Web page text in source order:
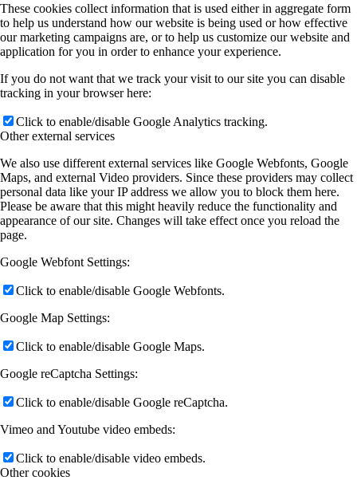
These cookies collect information that is used either in aggregate form
to help us understand how our website is being used or how effective
our marketing campaigns are, or to help us customize our website and
application for you in order to enhance your experience.
If you do not want that we track your visit to our site you can disable
tracking in your browser here:
Click to enable/disable Google Analytics tracking.
Other external services
We also use different external services like Google Webfonts, Google
Maps, and external Video providers. Since these providers may collect
personal data like your IP address we allow you to block them here.
Please be aware that this might heavily reduce the functionality and
appearance of our site. Changes will take effect once you reload the
page.
Google Webfont Settings:
Click to enable/disable Google Webfonts.
Google Map Settings:
Click to enable/disable Google Maps.
Google reCaptcha Settings:
Click to enable/disable Google reCaptcha.
Vimeo and Youtube video embeds:
Click to enable/disable video embeds.
Other cookies